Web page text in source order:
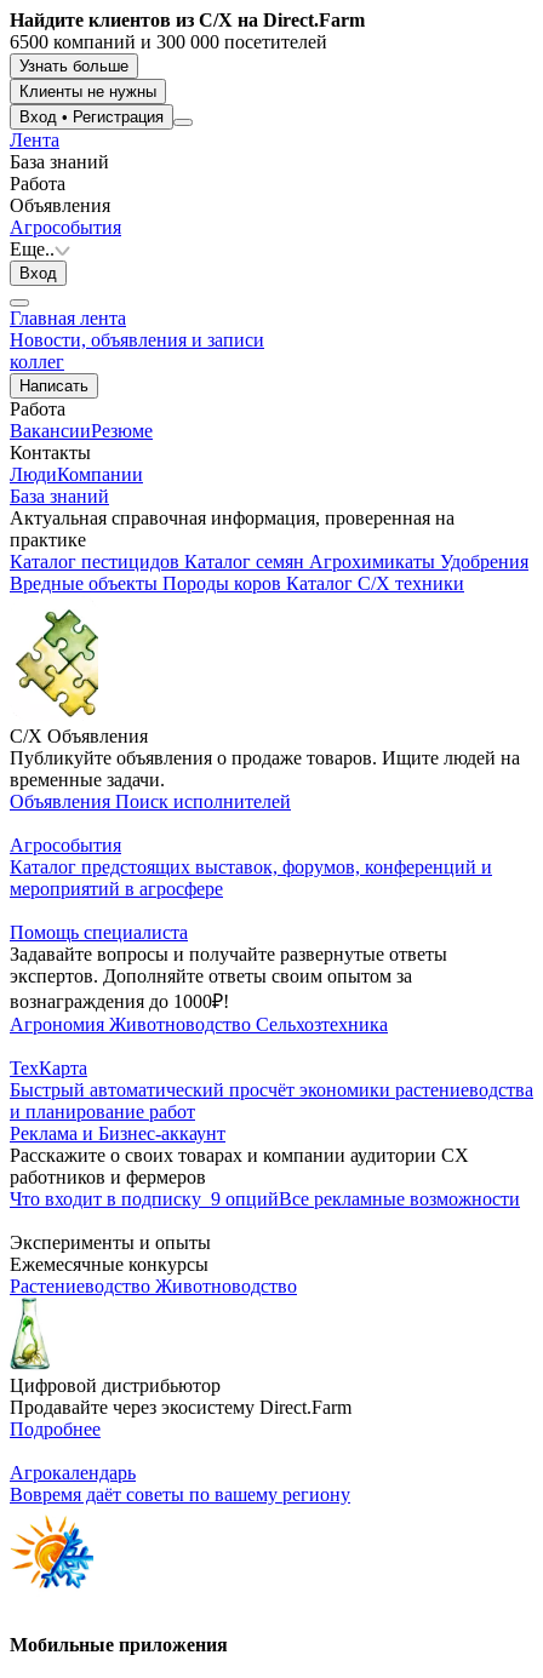
Найдите клиентов из С/Х на Direct.Farm
6500 компаний и 300 000 посетителей
Узнать больше
Клиенты не нужны
Вход • Регистрация
Лента
База знаний
Работа
Объявления
Агрособытия
Еще..
Вход
Главная лента
Новости, объявления и записи
коллег
Написать
Работа
ВакансииРезюме
Контакты
ЛюдиКомпании
База знаний
Актуальная справочная информация, проверенная на
практике
Каталог пестицидов Каталог семян Агрохимикаты Удобрения
Вредные объекты Породы коров Каталог С/Х техники
С/Х Объявления
Публикуйте объявления о продаже товаров. Ищите людей на
временные задачи.
Объявления Поиск исполнителей
Агрособытия
Каталог предстоящих выставок, форумов, конференций и
мероприятий в агросфере
Помощь специалиста
Задавайте вопросы и получайте развернутые ответы
экспертов. Дополняйте ответы своим опытом за
вознаграждения до 1000₽!
Агрономия Животноводство Сельхозтехника
ТехКарта
Быстрый автоматический просчёт экономики растениеводства
и планирование работ
Реклама и Бизнес-аккаунт
Расскажите о своих товарах и компании аудитории СХ
работников и фермеров
Что входит в подписку 9 опцийВсе рекламные возможности
Эксперименты и опыты
Ежемесячные конкурсы
Растениеводство Животноводство
Цифровой дистрибьютор
Продавайте через экосистему Direct.Farm
Подробнее
Агрокалендарь
Вовремя даёт советы по вашему региону
Мобильные приложения